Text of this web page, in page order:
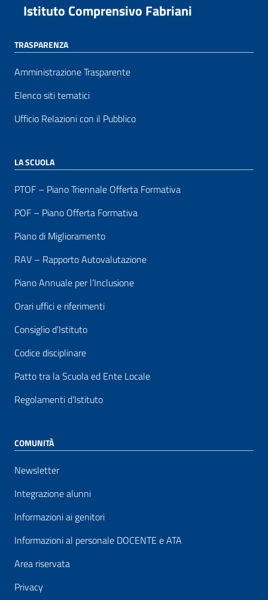
Istituto Comprensivo Fabriani
TRASPARENZA
Amministrazione Trasparente
Elenco siti tematici
Ufficio Relazioni con il Pubblico
LA SCUOLA
PTOF – Piano Triennale Offerta Formativa
POF – Piano Offerta Formativa
Piano di Miglioramento
RAV – Rapporto Autovalutazione
Piano Annuale per l’Inclusione
Orari uffici e riferimenti
Consiglio d’Istituto
Codice disciplinare
Patto tra la Scuola ed Ente Locale
Regolamenti d’Istituto
COMUNITÀ
Newsletter
Integrazione alunni
Informazioni ai genitori
Informazioni al personale DOCENTE e ATA
Area riservata
Privacy